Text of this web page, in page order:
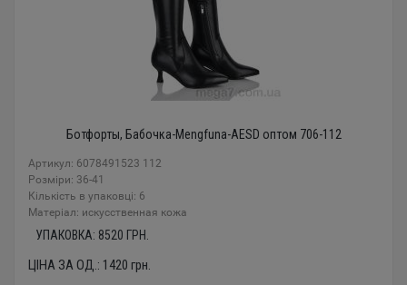
Ботфорты, Бабочка-Mengfuna-AESD оптом 706-112
Артикул: 6078491523 112
Розміри: 36-41
Кількість в упаковці: 6
Mатеріал: искусственная кожа
УПАКОВКА: 8520 ГРН.
ЦІНА ЗА ОД.: 1420 грн.